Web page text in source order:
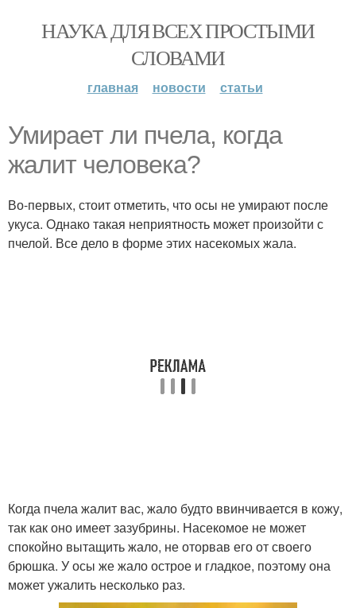
НАУКА ДЛЯ ВСЕХ ПРОСТЫМИ
СЛОВАМИ
главная новости статьи
Умирает ли пчела, когда
жалит человека?
Во-первых, стоит отметить, что осы не умирают после
укуса. Однако такая неприятность может произойти с
пчелой. Все дело в форме этих насекомых жала.
Когда пчела жалит вас, жало будто ввинчивается в кожу,
так как оно имеет зазубрины. Насекомое не может
спокойно вытащить жало, не оторвав его от своего
брюшка. У осы же жало острое и гладкое, поэтому она
может ужалить несколько раз.